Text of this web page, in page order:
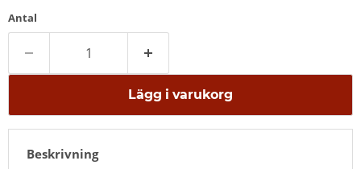
Antal
Lägg i varukorg
Beskrivning